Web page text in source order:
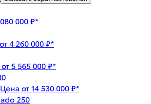
000 ₽*
4 260 000 ₽*
5 565 000 ₽*
Цена от 14 530 000 ₽*